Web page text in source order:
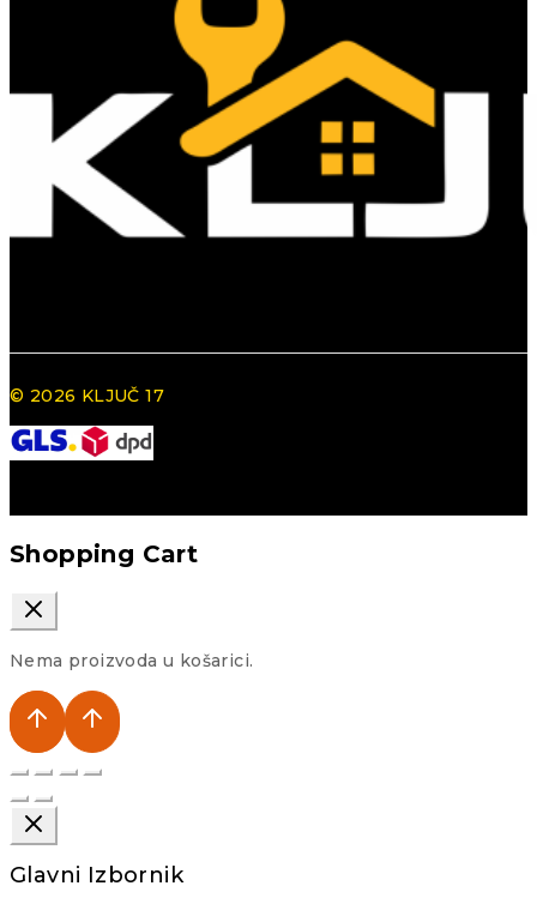
© 2026 KLJUČ 17
Shopping Cart
Nema proizvoda u košarici.
Glavni Izbornik